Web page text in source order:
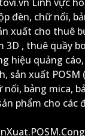
đèn, chữ nổi,
xuất cho thuê
3D , thuê quầy
hiệu quảng
sản xuất POSM
bảng mica,
phẩm cho các